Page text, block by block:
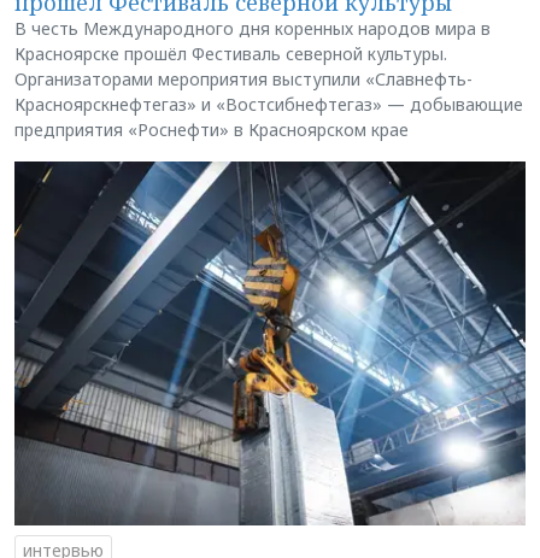
В честь Международного дня коренных народов мира в
Красноярске прошёл Фестиваль северной культуры.
Организаторами мероприятия выступили «Славнефть-
Красноярскнефтегаз» и «Востсибнефтегаз» — добывающие
предприятия «Роснефти» в Красноярском крае
интервью